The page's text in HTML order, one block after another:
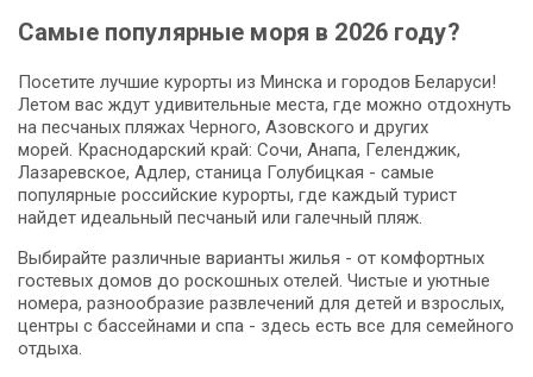
Самые популярные моря в 2026 году?
Посетите лучшие курорты из Минска и городов Беларуси!
Летом вас ждут удивительные места, где можно отдохнуть
на песчаных пляжах Черного, Азовского и других
морей. Краснодарский край: Сочи, Анапа, Геленджик,
Лазаревское, Адлер, станица Голубицкая - самые
популярные российские курорты, где каждый турист
найдет идеальный песчаный или галечный пляж.
Выбирайте различные варианты жилья - от комфортных
гостевых домов до роскошных отелей. Чистые и уютные
номера, разнообразие развлечений для детей и взрослых,
центры с бассейнами и спа - здесь есть все для семейного
отдыха.